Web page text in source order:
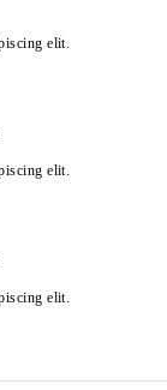
elit.
elit.
elit.